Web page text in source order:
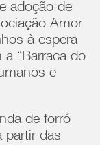
adoção de
Amor
à espera
“Barraca do
e
de forró
partir das